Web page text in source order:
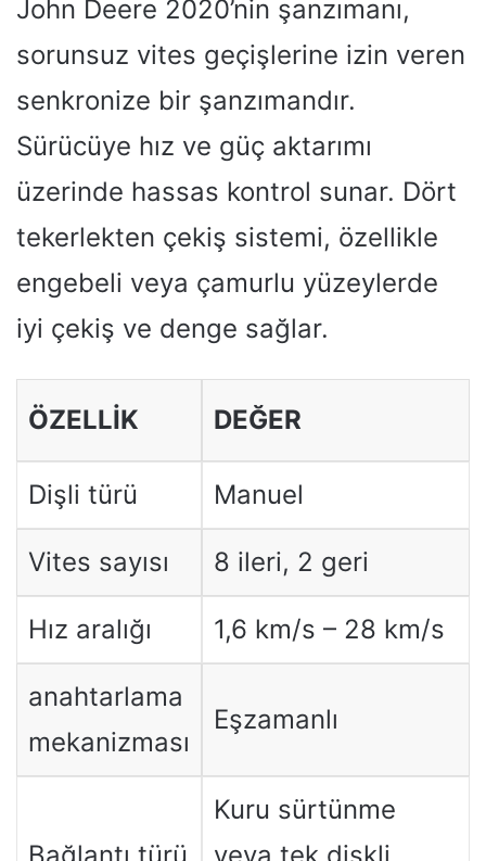
John Deere 2020’nin şanzımanı,
sorunsuz vites geçişlerine izin veren
senkronize bir şanzımandır.
Sürücüye hız ve güç aktarımı
üzerinde hassas kontrol sunar. Dört
tekerlekten çekiş sistemi, özellikle
engebeli veya çamurlu yüzeylerde
iyi çekiş ve denge sağlar.
ÖZELLIK DEĞER
Dişli türü Manuel
Vites sayısı 8 ileri, 2 geri
Hız aralığı 1,6 km/s – 28 km/s
anahtarlama
mekanizması
Eşzamanlı
Bağlantı türü
Kuru sürtünme
veya tek diskli